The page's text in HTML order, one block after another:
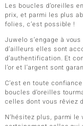
Les boucles d’oreilles
prix, et parmi les plus
folies, c’est possible !
Juwelo s’engage à
d’ailleurs elles sont
d’authentification. Et
l’or et l’argent sont
C’est en toute
boucles d’oreilles
celles dont vous rêviez
N’hésitez plus, parmi